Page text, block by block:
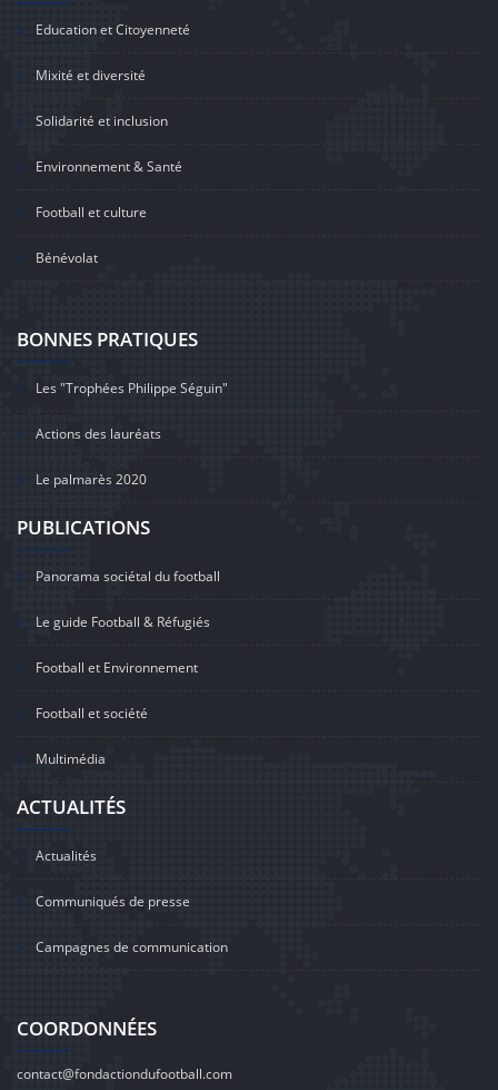
Education et Citoyenneté
Mixité et diversité
Solidarité et inclusion
Environnement & Santé
Football et culture
Bénévolat
BONNES PRATIQUES
Les "Trophées Philippe Séguin"
Actions des lauréats
Le palmarès 2020
PUBLICATIONS
Panorama sociétal du football
Le guide Football & Réfugiés
Football et Environnement
Football et société
Multimédia
ACTUALITÉS
Actualités
Communiqués de presse
Campagnes de communication
COORDONNÉES
contact@fondactiondufootball.com